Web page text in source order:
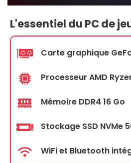
L'essentiel du PC de jeu
Carte graphique
Processeur AMD
Mémoire DDR4 16 Go
Stockage SSD NVMe
WiFi et Bluetooth